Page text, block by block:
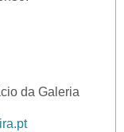
da Galeria